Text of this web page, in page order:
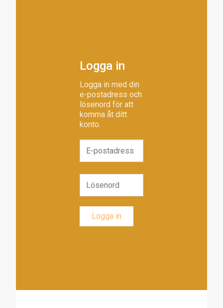
Logga in
Logga in med din
e-postadress och
lösenord för att
komma åt ditt
konto.